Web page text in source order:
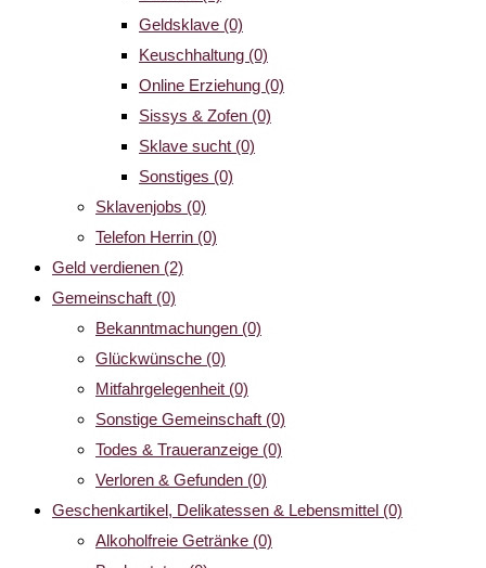
Geldsklave (0)
Keuschhaltung (0)
Online Erziehung (0)
Sissys & Zofen (0)
Sklave sucht (0)
Sonstiges (0)
Sklavenjobs (0)
Telefon Herrin (0)
Geld verdienen (2)
Gemeinschaft (0)
Bekanntmachungen (0)
Glückwünsche (0)
Mitfahrgelegenheit (0)
Sonstige Gemeinschaft (0)
Todes & Traueranzeige (0)
Verloren & Gefunden (0)
Geschenkartikel, Delikatessen & Lebensmittel (0)
Alkoholfreie Getränke (0)